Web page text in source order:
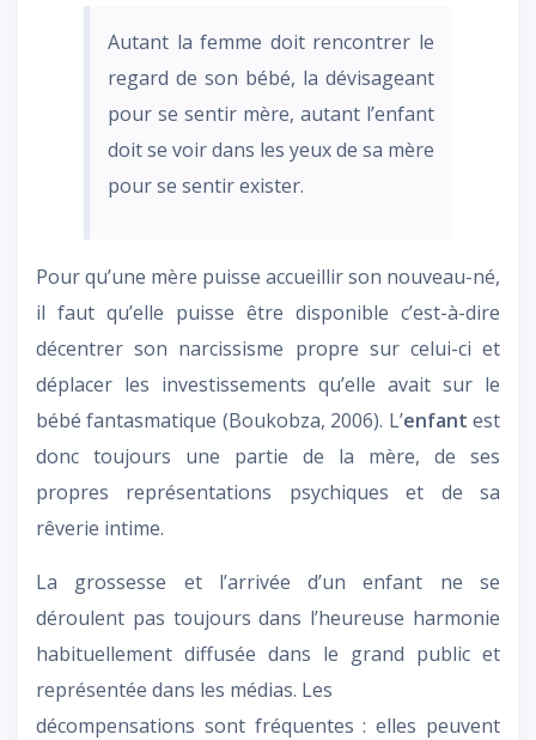
Autant la femme doit rencontrer le
regard de son bébé, la dévisageant
pour se sentir mère, autant l’enfant
doit se voir dans les yeux de sa mère
pour se sentir exister.
Pour qu’une mère puisse accueillir son nouveau-né,
il faut qu’elle puisse être disponible c’est-à-dire
décentrer son narcissisme propre sur celui-ci et
déplacer les investissements qu’elle avait sur le
bébé fantasmatique (Boukobza, 2006). L’enfant est
donc toujours une partie de la mère, de ses
propres représentations psychiques et de sa
rêverie intime.
La grossesse et l’arrivée d’un enfant ne se
déroulent pas toujours dans l’heureuse harmonie
habituellement diffusée dans le grand public et
représentée dans les médias. Les
décompensations sont fréquentes : elles peuvent